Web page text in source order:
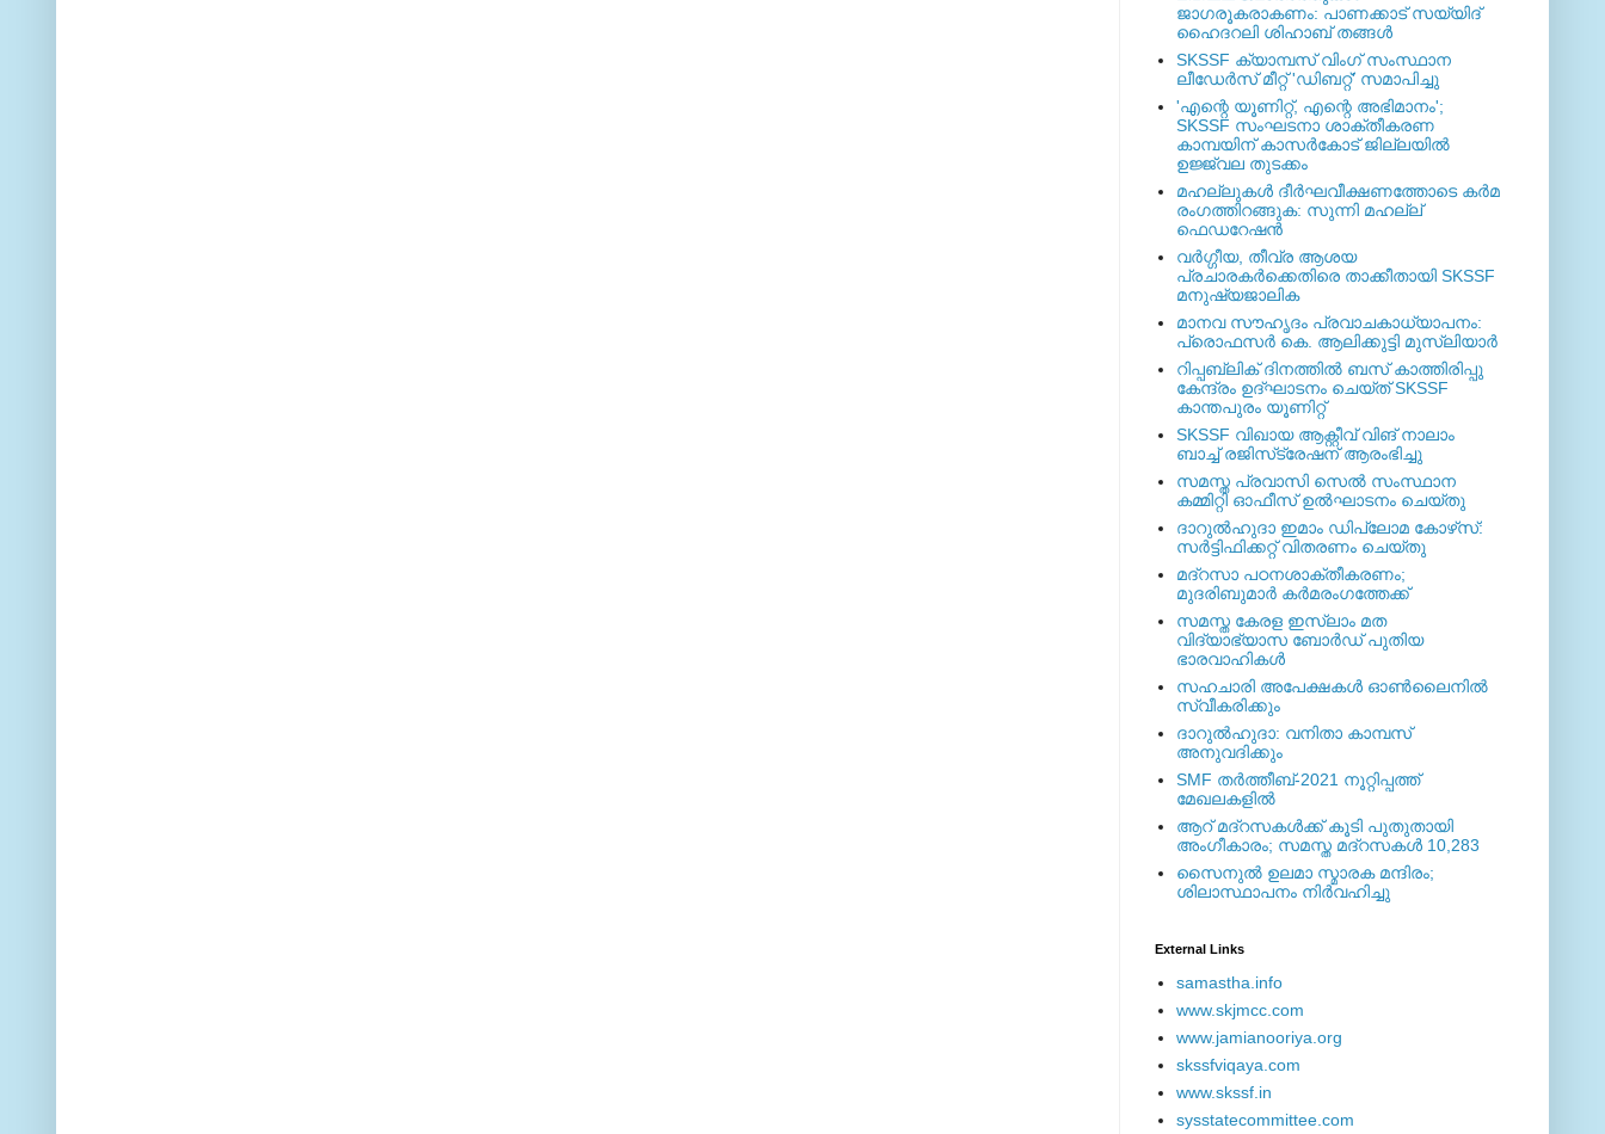
ജാഗരൂകരാകണം: പാണക്കാട് സയ്യിദ്
ഹൈദറലി ശിഹാബ് തങ്ങള്‍
SKSSF ക്യാമ്പസ് വിംഗ് സംസ്ഥാന
ലീഡേർസ് മീറ്റ് 'ഡിബറ്റ്' സമാപിച്ചു
'എന്റെ യൂണിറ്റ്, എന്റെ അഭിമാനം';
SKSSF സംഘടനാ ശാക്തീകരണ
കാമ്പയിന് കാസര്‍കോട് ജില്ലയില്‍
ഉജ്ജ്വല തുടക്കം
മഹല്ലുകള്‍ ദീര്‍ഘവീക്ഷണത്തോടെ കര്‍മ
രംഗത്തിറങ്ങുക: സുന്നി മഹല്ല്
ഫെഡറേഷന്‍
വര്‍ഗ്ഗീയ, തീവ്ര ആശയ
പ്രചാരകര്‍ക്കെതിരെ താക്കീതായി SKSSF
മനുഷ്യജാലിക
മാനവ സൗഹൃദം പ്രവാചകാധ്യാപനം:
പ്രൊഫസർ കെ. ആലിക്കുട്ടി മുസ്ലിയാർ
റിപ്പബ്ലിക് ദിനത്തില്‍ ബസ് കാത്തിരിപ്പു
കേന്ദ്രം ഉദ്ഘാടനം ചെയ്ത്‌ SKSSF
കാന്തപുരം യൂണിറ്റ്
SKSSF വിഖായ ആക്റ്റീവ് വിങ് നാലാം
ബാച്ച് രജിസ്‌ട്രേഷന് ആരംഭിച്ചു
സമസ്ത പ്രവാസി സെല്‍ സംസ്ഥാന
കമ്മിറ്റി ഓഫീസ് ഉല്‍ഘാടനം ചെയ്തു
ദാറുല്‍ഹുദാ ഇമാം ഡിപ്ലോമ കോഴ്‌സ്:
സര്‍ട്ടിഫിക്കറ്റ് വിതരണം ചെയ്തു
മദ്‌റസാ പഠനശാക്തീകരണം;
മുദരിബുമാര്‍ കര്‍മരംഗത്തേക്ക്
സമസ്ത കേരള ഇസ്ലാം മത
വിദ്യാഭ്യാസ ബോര്‍ഡ് പുതിയ
ഭാരവാഹികള്‍
സഹചാരി അപേക്ഷകൾ ഓൺലൈനിൽ
സ്വീകരിക്കും
ദാറുല്‍ഹുദാ: വനിതാ കാമ്പസ്
അനുവദിക്കും
SMF തര്‍ത്തീബ്-2021 നൂറ്റിപ്പത്ത്
മേഖലകളില്‍
ആറ് മദ്റസകള്‍ക്ക് കൂടി പുതുതായി
അംഗീകാരം; സമസ്ത മദ്റസകള്‍ 10,283
സൈനുല്‍ ഉലമാ സ്മാരക മന്ദിരം;
ശിലാസ്ഥാപനം നിര്‍വഹിച്ചു
External ‎Links
samastha.info
www.skjmcc.com
www.jamianooriya.org
skssfviqaya.com
www.skssf.in
sysstatecommittee.com